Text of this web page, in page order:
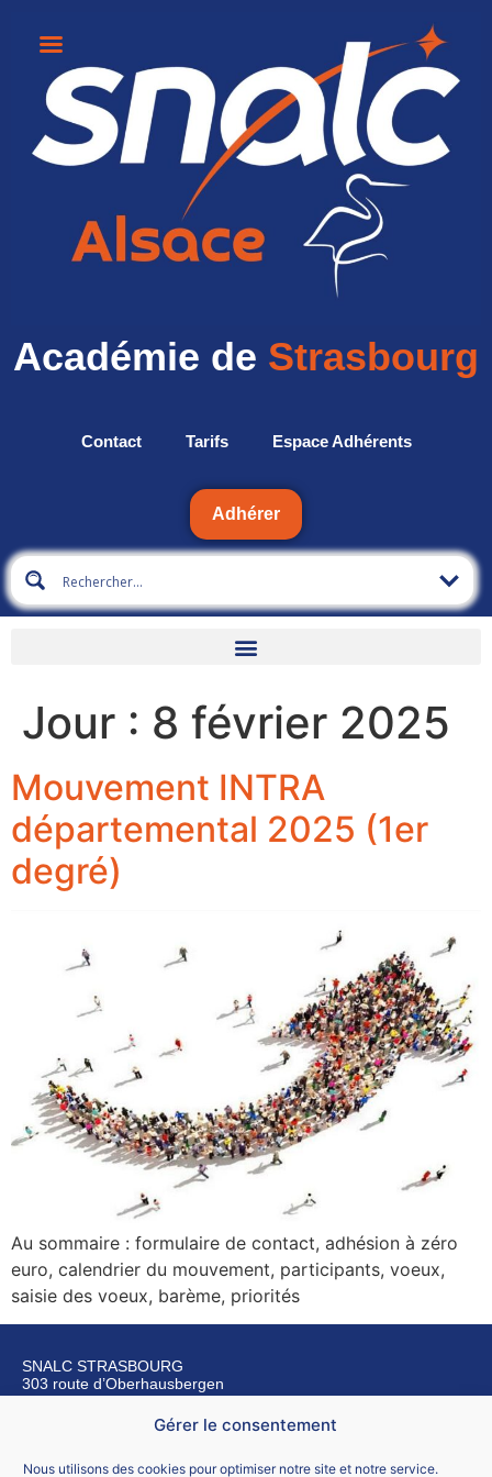
Gérer le consentement
Nous utilisons des cookies pour optimiser notre site et notre service.
Académie de Strasbourg
Contact Tarifs Espace Adhérents
Adhérer
Jour : 8 février 2025
Mouvement INTRA
départemental 2025 (1er
degré)
Au sommaire : formulaire de contact, adhésion à zéro
euro, calendrier du mouvement, participants, voeux,
saisie des voeux, barème, priorités
SNALC STRASBOURG
303 route d’Oberhausbergen
67200 Strasbourg